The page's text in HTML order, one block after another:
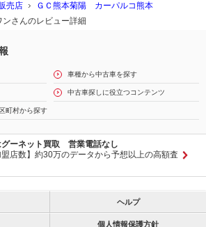
売店
ＧＣ熊本菊陽 カーパルコ熊本
ンさんのレビュー詳細
車種から中古車を探す
中古車探しに役立つコンテンツ
町村から探す
グーネット買取 営業電話なし
盟店数】約30万のデータから予想以上の高額査
ヘルプ
個人情報保護方針